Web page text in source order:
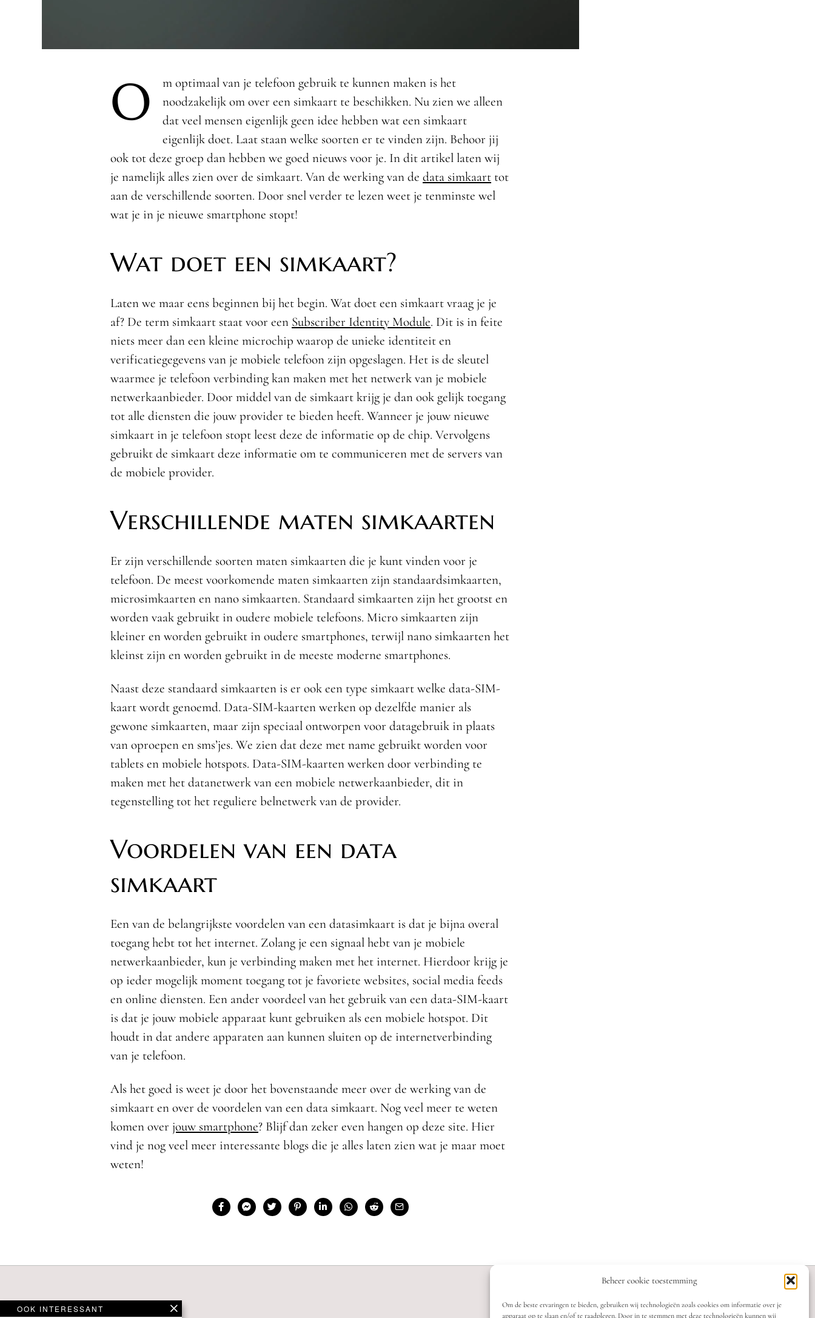
Beheer cookie toestemming
Om de beste ervaringen te bieden, gebruiken wij technologieën zoals cookies om informatie over je
apparaat op te slaan en/of te raadplegen. Door in te stemmen met deze technologieën kunnen wij
O
m optimaal van je telefoon gebruik te kunnen maken is het
noodzakelijk om over een simkaart te beschikken. Nu zien we alleen
dat veel mensen eigenlijk geen idee hebben wat een simkaart
eigenlijk doet. Laat staan welke soorten er te vinden zijn. Behoor jij
ook tot deze groep dan hebben we goed nieuws voor je. In dit artikel laten wij
je namelijk alles zien over de simkaart. Van de werking van de data simkaarttot
aan de verschillende soorten. Door snel verder te lezen weet je tenminste wel
wat je in je nieuwe smartphone stopt!
Wat doet een simkaart?
Laten we maar eens beginnen bij het begin. Wat doet een simkaart vraag je je
af? De term simkaart staat voor een Subscriber Identity Module. Dit is in feite
niets meer dan een kleine microchip waarop de unieke identiteit en
verificatiegegevens van je mobiele telefoon zijn opgeslagen. Het is de sleutel
waarmee je telefoon verbinding kan maken met het netwerk van je mobiele
netwerkaanbieder. Door middel van de simkaart krijg je dan ook gelijk toegang
tot alle diensten die jouw provider te bieden heeft. Wanneer je jouw nieuwe
simkaart in je telefoon stopt leest deze de informatie op de chip. Vervolgens
gebruikt de simkaart deze informatie om te communiceren met de servers van
de mobiele provider.
Verschillende maten simkaarten
Er zijn verschillende soorten maten simkaarten die je kunt vinden voor je
telefoon. De meest voorkomende maten simkaarten zijn standaardsimkaarten,
microsimkaarten en nano simkaarten. Standaard simkaarten zijn het grootst en
worden vaak gebruikt in oudere mobiele telefoons. Micro simkaarten zijn
kleiner en worden gebruikt in oudere smartphones, terwijl nano simkaarten het
kleinst zijn en worden gebruikt in de meeste moderne smartphones.
Naast deze standaard simkaarten is er ook een type simkaart welke data-SIM-
kaart wordt genoemd. Data-SIM-kaarten werken op dezelfde manier als
gewone simkaarten, maar zijn speciaal ontworpen voor datagebruik in plaats
van oproepen en sms’jes. We zien dat deze met name gebruikt worden voor
tablets en mobiele hotspots. Data-SIM-kaarten werken door verbinding te
maken met het datanetwerk van een mobiele netwerkaanbieder, dit in
tegenstelling tot het reguliere belnetwerk van de provider.
Voordelen van een data
simkaart
Een van de belangrijkste voordelen van een datasimkaart is dat je bijna overal
toegang hebt tot het internet. Zolang je een signaal hebt van je mobiele
netwerkaanbieder, kun je verbinding maken met het internet. Hierdoor krijg je
op ieder mogelijk moment toegang tot je favoriete websites, social media feeds
en online diensten. Een ander voordeel van het gebruik van een data-SIM-kaart
is dat je jouw mobiele apparaat kunt gebruiken als een mobiele hotspot. Dit
houdt in dat andere apparaten aan kunnen sluiten op de internetverbinding
van je telefoon.
Als het goed is weet je door het bovenstaande meer over de werking van de
simkaart en over de voordelen van een data simkaart. Nog veel meer te weten
komen over jouw smartphone? Blijf dan zeker even hangen op deze site. Hier
vind je nog veel meer interessante blogs die je alles laten zien wat je maar moet
weten!
OOK INTERESSANT